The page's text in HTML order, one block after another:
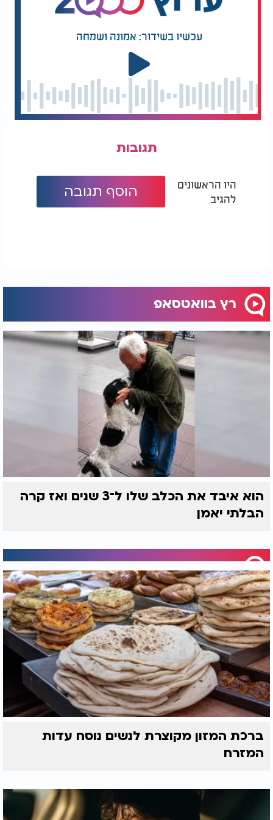
עכשיו בשידור: אמונה ושמחה
תגובות
היו הראשונים
להגיב
הוסף תגובה
רץ בוואטסאפ
הוא איבד את הכלב שלו ל־3 שנים ואז קרה
הבלתי יאמן
ברכת המזון מקוצרת לנשים נוסח עדות
המזרח